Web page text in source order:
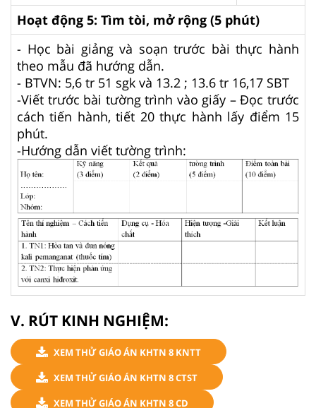
Hoạt động 5: Tìm tòi, mở rộng (5 phút)
- Học bài giảng và soạn trước bài thực hành
theo mẫu đã hướng dẫn.
- BTVN: 5,6 tr 51 sgk và 13.2 ; 13.6 tr 16,17 SBT
-Viết trước bài tường trình vào giấy – Đọc trước
cách tiến hành, tiết 20 thực hành lấy điểm 15
phút.
-Hướng dẫn viết tường trình:
V. RÚT KINH NGHIỆM:
XEM THỬ GIÁO ÁN KHTN 8 KNTT
XEM THỬ GIÁO ÁN KHTN 8 CTST
XEM THỬ GIÁO ÁN KHTN 8 CD